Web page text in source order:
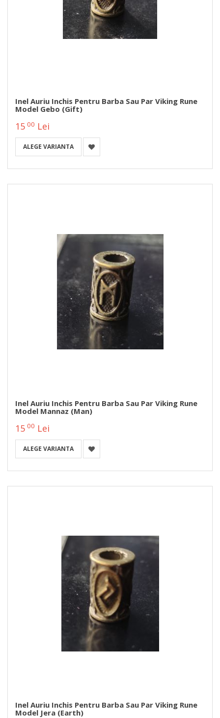
Inel Auriu Inchis Pentru Barba Sau Par Viking Rune
Model Gebo (Gift)
15 00 Lei
ALEGE VARIANTA
Inel Auriu Inchis Pentru Barba Sau Par Viking Rune
Model Mannaz (Man)
15 00 Lei
ALEGE VARIANTA
Inel Auriu Inchis Pentru Barba Sau Par Viking Rune
Model Jera (Earth)